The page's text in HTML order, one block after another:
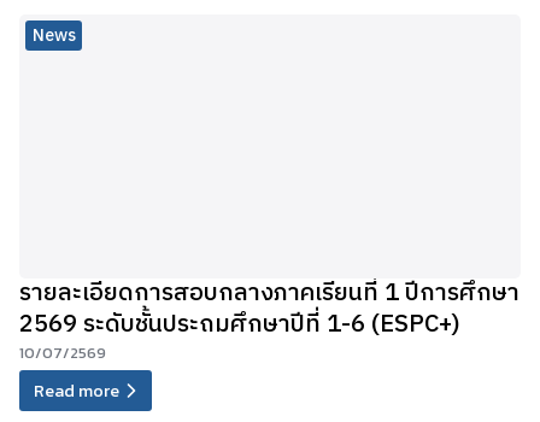
News
รายละเอียดการสอบกลางภาคเรียนที่ 1 ปีการศึกษา
2569 ระดับชั้นประถมศึกษาปีที่ 1-6 (ESPC+)
10/07/2569
Read more